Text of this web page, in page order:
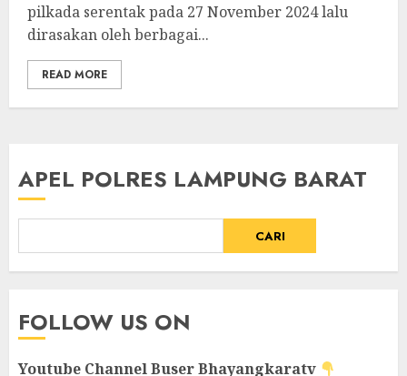
pilkada serentak pada 27 November 2024 lalu
dirasakan oleh berbagai...
READ MORE
APEL POLRES LAMPUNG BARAT
CARI
FOLLOW US ON
Youtube ChannelBuser Bhayangkaratv